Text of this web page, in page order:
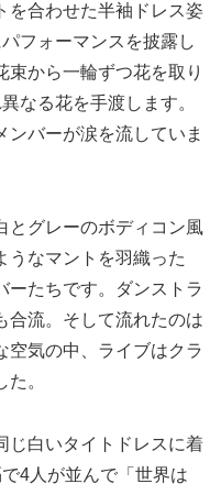
を合わせた半袖ドレス姿
フォーマンスを披露し
束から一輪ずつ花を取り
なる花を手渡します。
ンバーが涙を流していま
とグレーのボディコン風
うなマントを羽織った
ーたちです。ダンストラ
合流。そして流れたのは
空気の中、ライブはクラ
。
じ白いタイトドレスに着
4人が並んで「世界は